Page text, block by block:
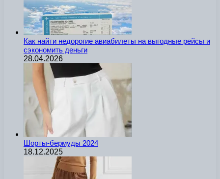
Как найти недорогие авиабилеты на выгодные рейсы и
сэкономить деньги
28.04.2026
Шорты-бермуды 2024
18.12.2025